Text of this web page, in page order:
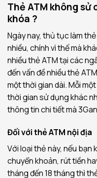
Thẻ ATM không
khóa ?
Ngày nay, thủ tục làm
nhiều, chính vì thế mà
nhiều thẻ ATM tại các
đến vấn đề nhiều thẻ
một thời gian dài. Mỗi
thời gian sử dụng khác
thông tin chi tiết mà
Đối với thẻ ATM nội địa
Với loại thẻ này, nếu
chuyển khoản, rút tiền
tháng đến 18 tháng thì